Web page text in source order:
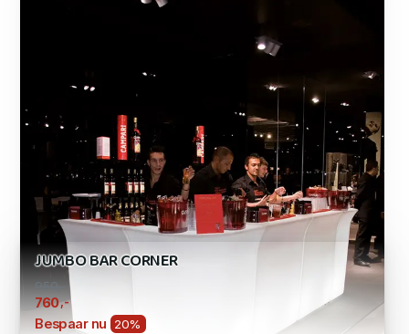
JUMBO BAR CORNER
950,-
760,-
Bespaar nu
20%